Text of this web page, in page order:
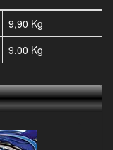
9,90 Kg
9,00 Kg